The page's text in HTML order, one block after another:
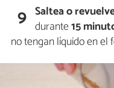
9 Saltea o
durante15
no tengan líquido en el